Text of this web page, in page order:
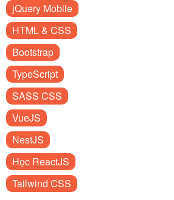
jQuery Mobile
HTML & CSS
Bootstrap
TypeScript
SASS CSS
VueJS
NestJS
Học ReactJS
Tailwind CSS